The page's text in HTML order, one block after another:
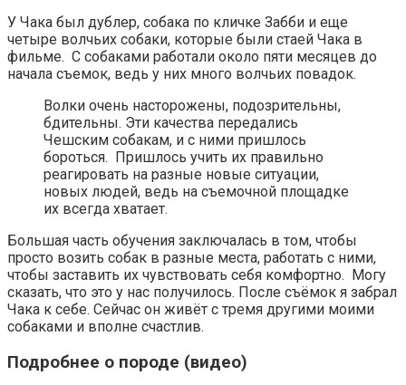
У Чака был дублер, собака по кличке Забби и еще
четыре волчьих собаки, которые были стаей Чака в
фильме. С собаками работали около пяти месяцев до
начала съемок, ведь у них много волчьих повадок.
Волки очень насторожены, подозрительны,
бдительны. Эти качества передались
Чешским собакам, и с ними пришлось
бороться. Пришлось учить их правильно
реагировать на разные новые ситуации,
новых людей, ведь на съемочной площадке
их всегда хватает.
Большая часть обучения заключалась в том, чтобы
просто возить собак в разные места, работать с ними,
чтобы заставить их чувствовать себя комфортно. Могу
сказать, что это у нас получилось. После съёмок я забрал
Чака к себе. Сейчас он живёт с тремя другими моими
собаками и вполне счастлив.
Подробнее о породе (видео)